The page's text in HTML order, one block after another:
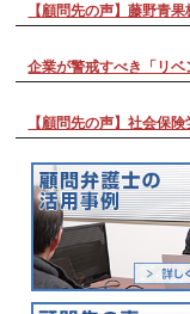
【顧問先の声】藤野青
企業が警戒すべき「リ
【顧問先の声】社会保